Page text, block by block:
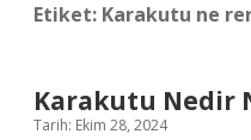
Etiket: Karakutu ne
Karakutu Nedir
Tarih: Ekim 28, 2024